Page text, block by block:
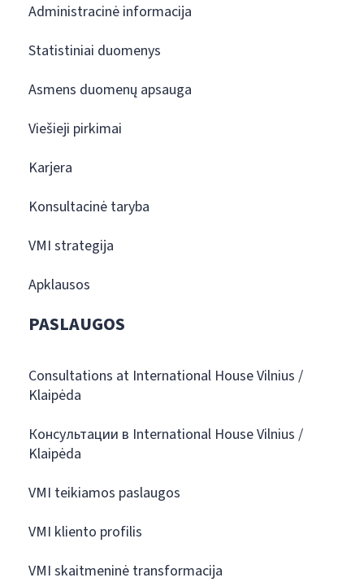
Administracinė informacija
Statistiniai duomenys
Asmens duomenų apsauga
Viešieji pirkimai
Karjera
Konsultacinė taryba
VMI strategija
Apklausos
PASLAUGOS
Consultations at International House Vilnius /
Klaipėda
Консультации в International House Vilnius /
Klaipėda
VMI teikiamos paslaugos
VMI kliento profilis
VMI skaitmeninė transformacija